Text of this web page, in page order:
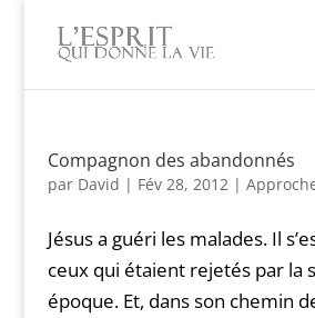
Compagnon des abandonnés
par David | Fév 28, 2012|
Jésus a guéri les malades. Il
ceux qui étaient rejetés par la
époque. Et, dans son chemin